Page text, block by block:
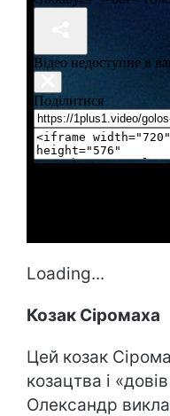
Loading...
Козак Сіромаха
Цей козак
козацтва і
Олександр